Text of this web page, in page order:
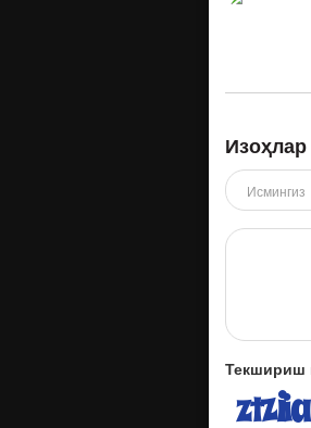
Изоҳлар
Текшириш